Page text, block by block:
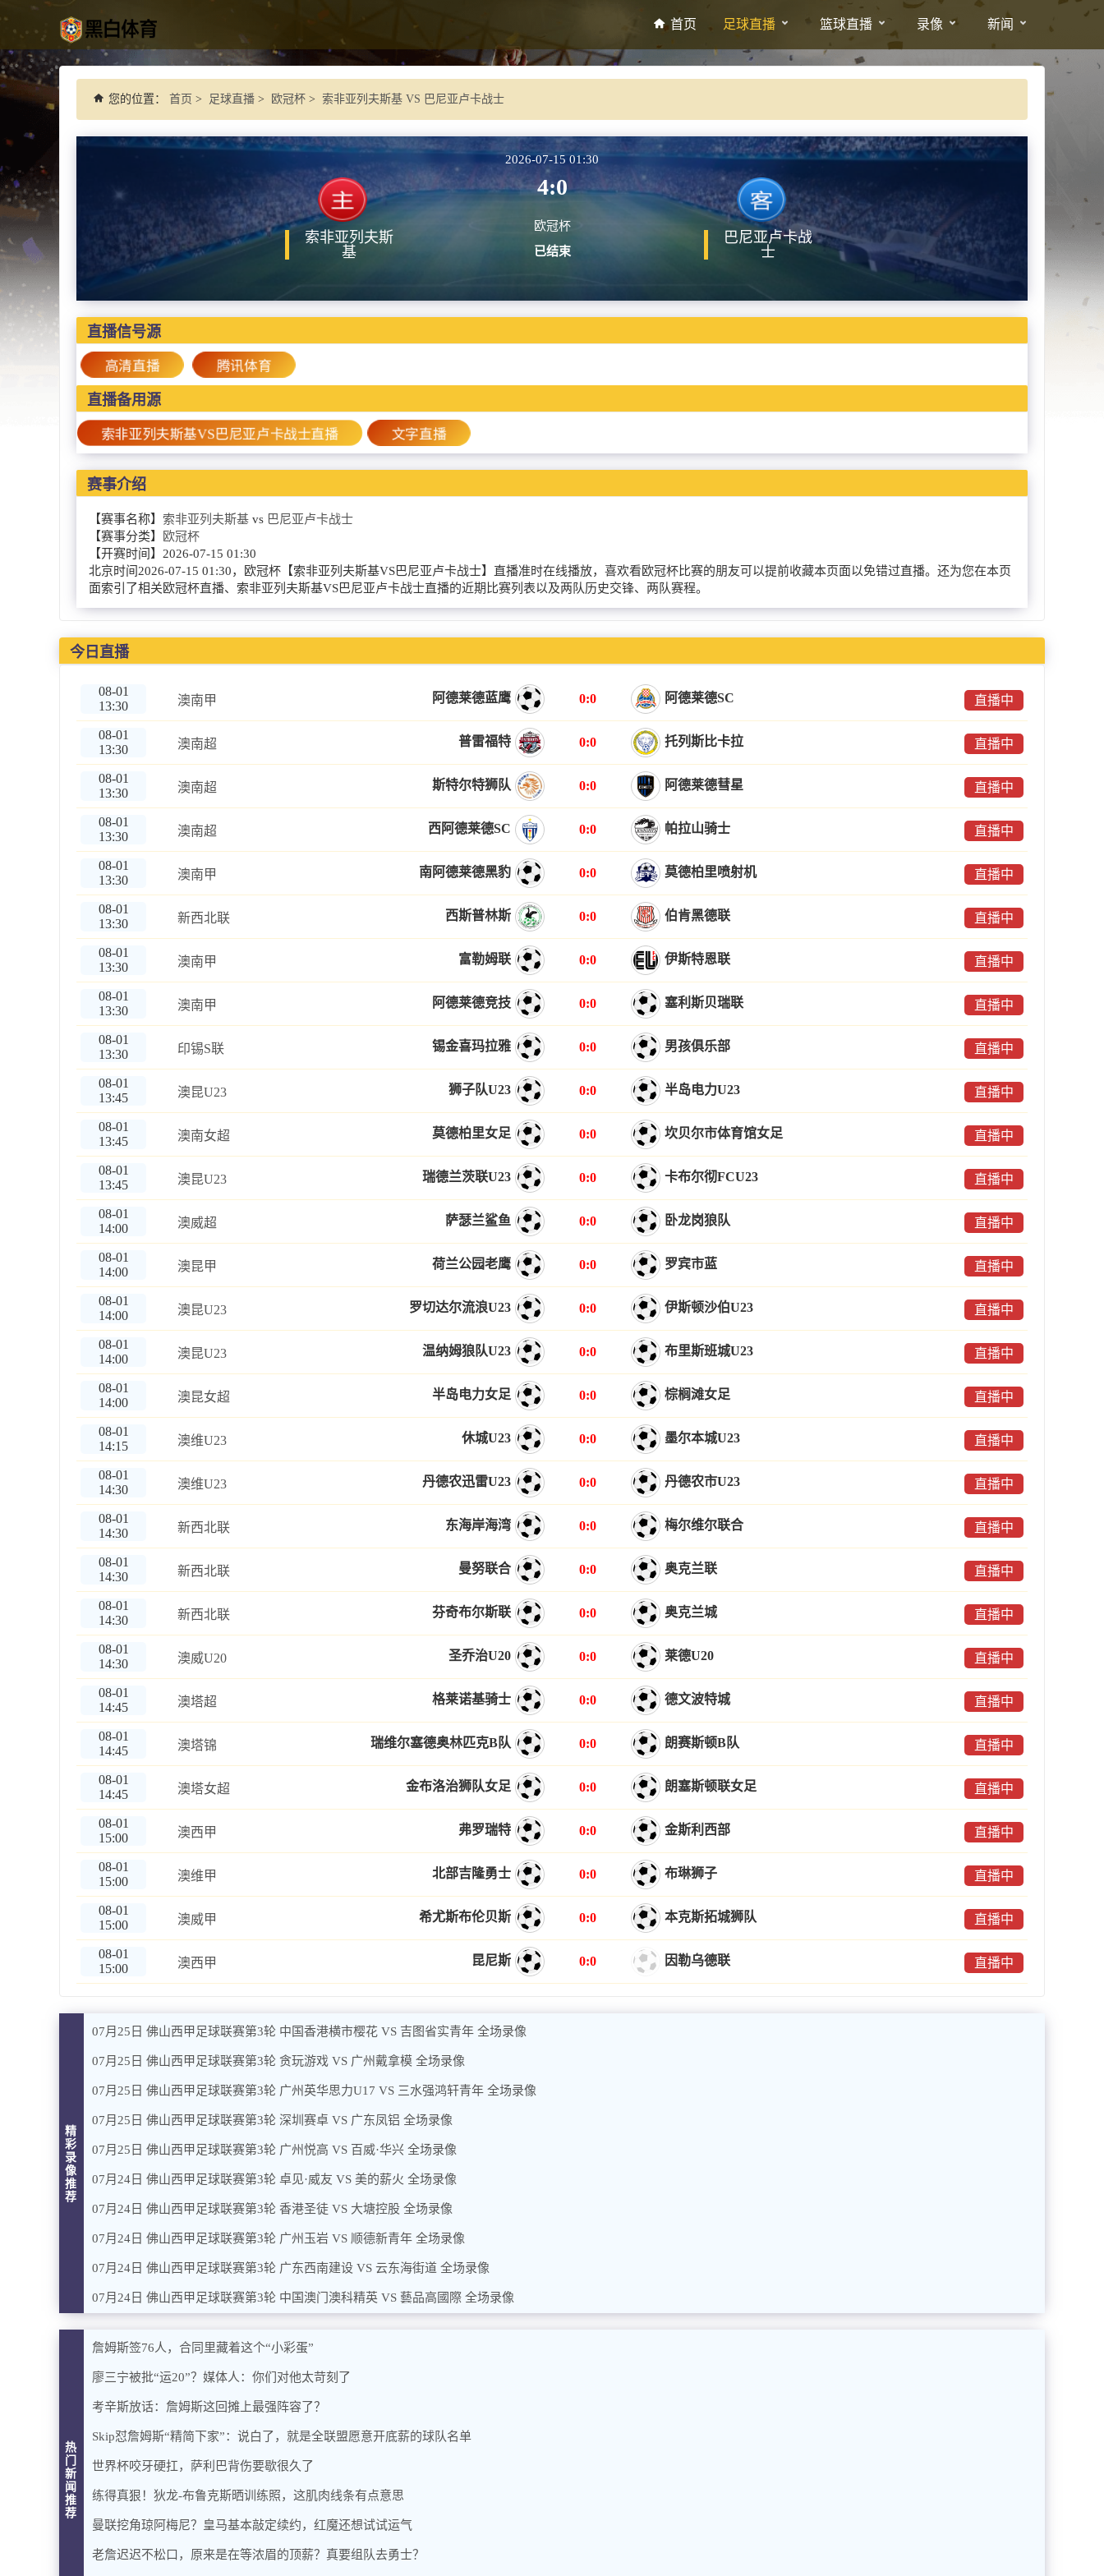
首页 足球直播 篮球直播 录像 新闻
您的位置： 首页 > 足球直播 > 欧冠杯 > 索非亚列夫斯基 VS 巴尼亚卢卡战士
索非亚列夫斯
基
2026-07-15 01:30
4:0
欧冠杯
已结束
巴尼亚卢卡战
士
直播信号源
高清直播 腾讯体育
直播备用源
索非亚列夫斯基VS巴尼亚卢卡战士直播 文字直播
赛事介绍
【赛事名称】 索非亚列夫斯基 vs 巴尼亚卢卡战士
【赛事分类】
欧冠杯
【开赛时间】 2026-07-15 01:30
北京时间2026-07-15 01:30，欧冠杯【索非亚列夫斯基VS巴尼亚卢卡战士】直播准时在线播放，喜欢看欧冠杯比赛的朋友可以提前收藏本页面以免错过直播。还为您在本页
面索引了相关欧冠杯直播、索非亚列夫斯基VS巴尼亚卢卡战士直播的近期比赛列表以及两队历史交锋、两队赛程。
今日直播
08-01
13:30
澳南甲 阿德莱德蓝鹰 0:0 阿德莱德SC 直播中
08-01
13:30
澳南超 普雷福特 0:0 托列斯比卡拉 直播中
08-01
13:30
澳南超 斯特尔特狮队 0:0 阿德莱德彗星 直播中
08-01
13:30
澳南超 西阿德莱德SC 0:0 帕拉山骑士 直播中
08-01
13:30
澳南甲 南阿德莱德黑豹 0:0 莫德柏里喷射机 直播中
08-01
13:30
新西北联 西斯普林斯 0:0 伯肯黑德联 直播中
08-01
13:30
澳南甲 富勒姆联 0:0 伊斯特恩联 直播中
08-01
13:30
澳南甲 阿德莱德竞技 0:0 塞利斯贝瑞联 直播中
08-01
13:30
印锡S联 锡金喜玛拉雅 0:0 男孩俱乐部 直播中
08-01
13:45
澳昆U23 狮子队U23 0:0 半岛电力U23 直播中
08-01
13:45
澳南女超 莫德柏里女足 0:0 坎贝尔市体育馆女足 直播中
08-01
13:45
澳昆U23 瑞德兰茨联U23 0:0 卡布尔彻FCU23 直播中
08-01
14:00
澳威超 萨瑟兰鲨鱼 0:0 卧龙岗狼队 直播中
08-01
14:00
澳昆甲 荷兰公园老鹰 0:0 罗宾市蓝 直播中
08-01
14:00
澳昆U23 罗切达尔流浪U23 0:0 伊斯顿沙伯U23 直播中
08-01
14:00
澳昆U23 温纳姆狼队U23 0:0 布里斯班城U23 直播中
08-01
14:00
澳昆女超 半岛电力女足 0:0 棕榈滩女足 直播中
08-01
14:15
澳维U23 休城U23 0:0 墨尔本城U23 直播中
08-01
14:30
澳维U23 丹德农迅雷U23 0:0 丹德农市U23 直播中
08-01
14:30
新西北联 东海岸海湾 0:0 梅尔维尔联合 直播中
08-01
14:30
新西北联 曼努联合 0:0 奥克兰联 直播中
08-01
14:30
新西北联 芬奇布尔斯联 0:0 奥克兰城 直播中
08-01
14:30
澳威U20 圣乔治U20 0:0 莱德U20 直播中
08-01
14:45
澳塔超 格莱诺基骑士 0:0 德文波特城 直播中
08-01
14:45
澳塔锦 瑞维尔塞德奥林匹克B队 0:0 朗赛斯顿B队 直播中
08-01
14:45
澳塔女超 金布洛治狮队女足 0:0 朗塞斯顿联女足 直播中
08-01
15:00
澳西甲 弗罗瑞特 0:0 金斯利西部 直播中
08-01
15:00
澳维甲 北部吉隆勇士 0:0 布琳狮子 直播中
08-01
15:00
澳威甲 希尤斯布伦贝斯 0:0 本克斯拓城狮队 直播中
08-01
15:00
澳西甲 昆尼斯 0:0 因勒乌德联 直播中
精
彩
录
像
推
荐
07月25日 佛山西甲足球联赛第3轮 中国香港横市樱花 VS 吉图省实青年 全场录像
07月25日 佛山西甲足球联赛第3轮 贪玩游戏 VS 广州戴拿模 全场录像
07月25日 佛山西甲足球联赛第3轮 广州英华思力U17 VS 三水强鸿轩青年 全场录像
07月25日 佛山西甲足球联赛第3轮 深圳赛卓 VS 广东凤铝 全场录像
07月25日 佛山西甲足球联赛第3轮 广州悦高 VS 百威·华兴 全场录像
07月24日 佛山西甲足球联赛第3轮 卓见·威友 VS 美的薪火 全场录像
07月24日 佛山西甲足球联赛第3轮 香港圣徒 VS 大塘控股 全场录像
07月24日 佛山西甲足球联赛第3轮 广州玉岩 VS 顺德新青年 全场录像
07月24日 佛山西甲足球联赛第3轮 广东西南建设 VS 云东海街道 全场录像
07月24日 佛山西甲足球联赛第3轮 中国澳门澳科精英 VS 藝品高國際 全场录像
热
门
新
闻
推
荐
詹姆斯签76人，合同里藏着这个“小彩蛋”
廖三宁被批“运20”？媒体人：你们对他太苛刻了
考辛斯放话：詹姆斯这回摊上最强阵容了？
Skip怼詹姆斯“精简下家”：说白了，就是全联盟愿意开底薪的球队名单
世界杯咬牙硬扛，萨利巴背伤要歇很久了
练得真狠！狄龙-布鲁克斯晒训练照，这肌肉线条有点意思
曼联挖角琼阿梅尼？皇马基本敲定续约，红魔还想试试运气
老詹迟迟不松口，原来是在等浓眉的顶薪？真要组队去勇士？